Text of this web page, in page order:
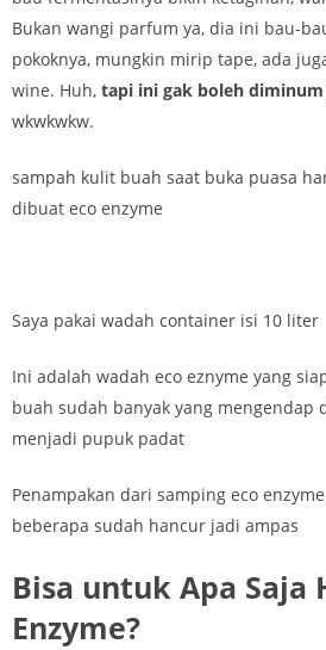
Bukan wangi parfum ya, dia ini bau-
pokoknya, mungkin mirip tape, ada
wine. Huh, tapi ini gak boleh diminum
wkwkwkw.
sampah kulit buah saat buka puasa
dibuat eco enzyme
Saya pakai wadah container isi 10 liter
Ini adalah wadah eco eznyme yang
buah sudah banyak yang mengendap
menjadi pupuk padat
Penampakan dari samping eco
beberapa sudah hancur jadi ampas
Bisa untuk Apa Saja
Enzyme?